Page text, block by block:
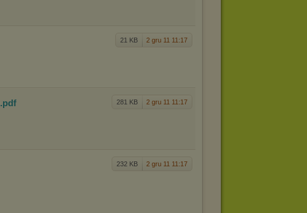
21 KB 2 gru 11 11:17
281 KB 2 gru 11 11:17
.pdf
232 KB 2 gru 11 11:17